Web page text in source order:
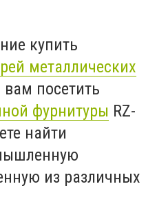
купить
металлических
посетить
фурнитуры RZ-
найти
из различных